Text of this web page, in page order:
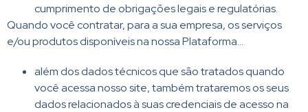
cumprimento de obrigações legais e regulatórias.
Quando você contratar, para a sua empresa, os serviços
e/ou produtos disponíveis na nossa Plataforma…
além dos dados técnicos que são tratados quando
você acessa nosso site, também trataremos os seus
dados relacionados à suas credenciais de acesso na